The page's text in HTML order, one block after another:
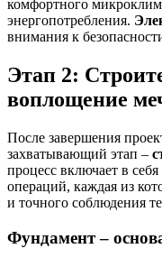
комфортного
энергопотребления.
внимания к
Этап 2:
воплощение
После завершения
захватывающий этап –
процесс включает в
операций, каждая из
и точного соблюдения
Фундамент –